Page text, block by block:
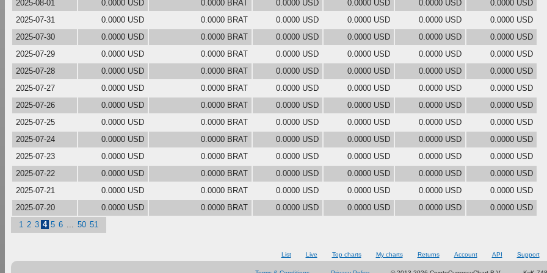
2025-08-01
0.0000 USD 0.0000 BRAT 0.0000 USD 0.0000 USD 0.0000 USD
0.0000 USD
2025-07-31
0.0000 USD 0.0000 BRAT 0.0000 USD 0.0000 USD 0.0000 USD
0.0000 USD
2025-07-30
0.0000 USD 0.0000 BRAT 0.0000 USD 0.0000 USD 0.0000 USD
0.0000 USD
2025-07-29
0.0000 USD 0.0000 BRAT 0.0000 USD 0.0000 USD 0.0000 USD
0.0000 USD
2025-07-28
0.0000 USD 0.0000 BRAT 0.0000 USD 0.0000 USD 0.0000 USD
0.0000 USD
2025-07-27
0.0000 USD 0.0000 BRAT 0.0000 USD 0.0000 USD 0.0000 USD
0.0000 USD
2025-07-26
0.0000 USD 0.0000 BRAT 0.0000 USD 0.0000 USD 0.0000 USD
0.0000 USD
2025-07-25
0.0000 USD 0.0000 BRAT 0.0000 USD 0.0000 USD 0.0000 USD
0.0000 USD
2025-07-24
0.0000 USD 0.0000 BRAT 0.0000 USD 0.0000 USD 0.0000 USD
0.0000 USD
2025-07-23
0.0000 USD 0.0000 BRAT 0.0000 USD 0.0000 USD 0.0000 USD
0.0000 USD
2025-07-22
0.0000 USD 0.0000 BRAT 0.0000 USD 0.0000 USD 0.0000 USD
0.0000 USD
2025-07-21
0.0000 USD 0.0000 BRAT 0.0000 USD 0.0000 USD 0.0000 USD
0.0000 USD
2025-07-20
0.0000 USD 0.0000 BRAT 0.0000 USD 0.0000 USD 0.0000 USD
0.0000 USD
1
2 3 4 5 6 50 51
List Live Top charts My charts Returns Account API Support